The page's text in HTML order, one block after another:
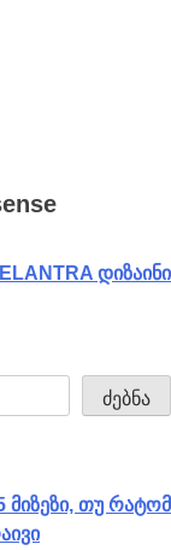
ELANTRA დიზაინი
ძებნა
მიზეზი, თუ რატომ